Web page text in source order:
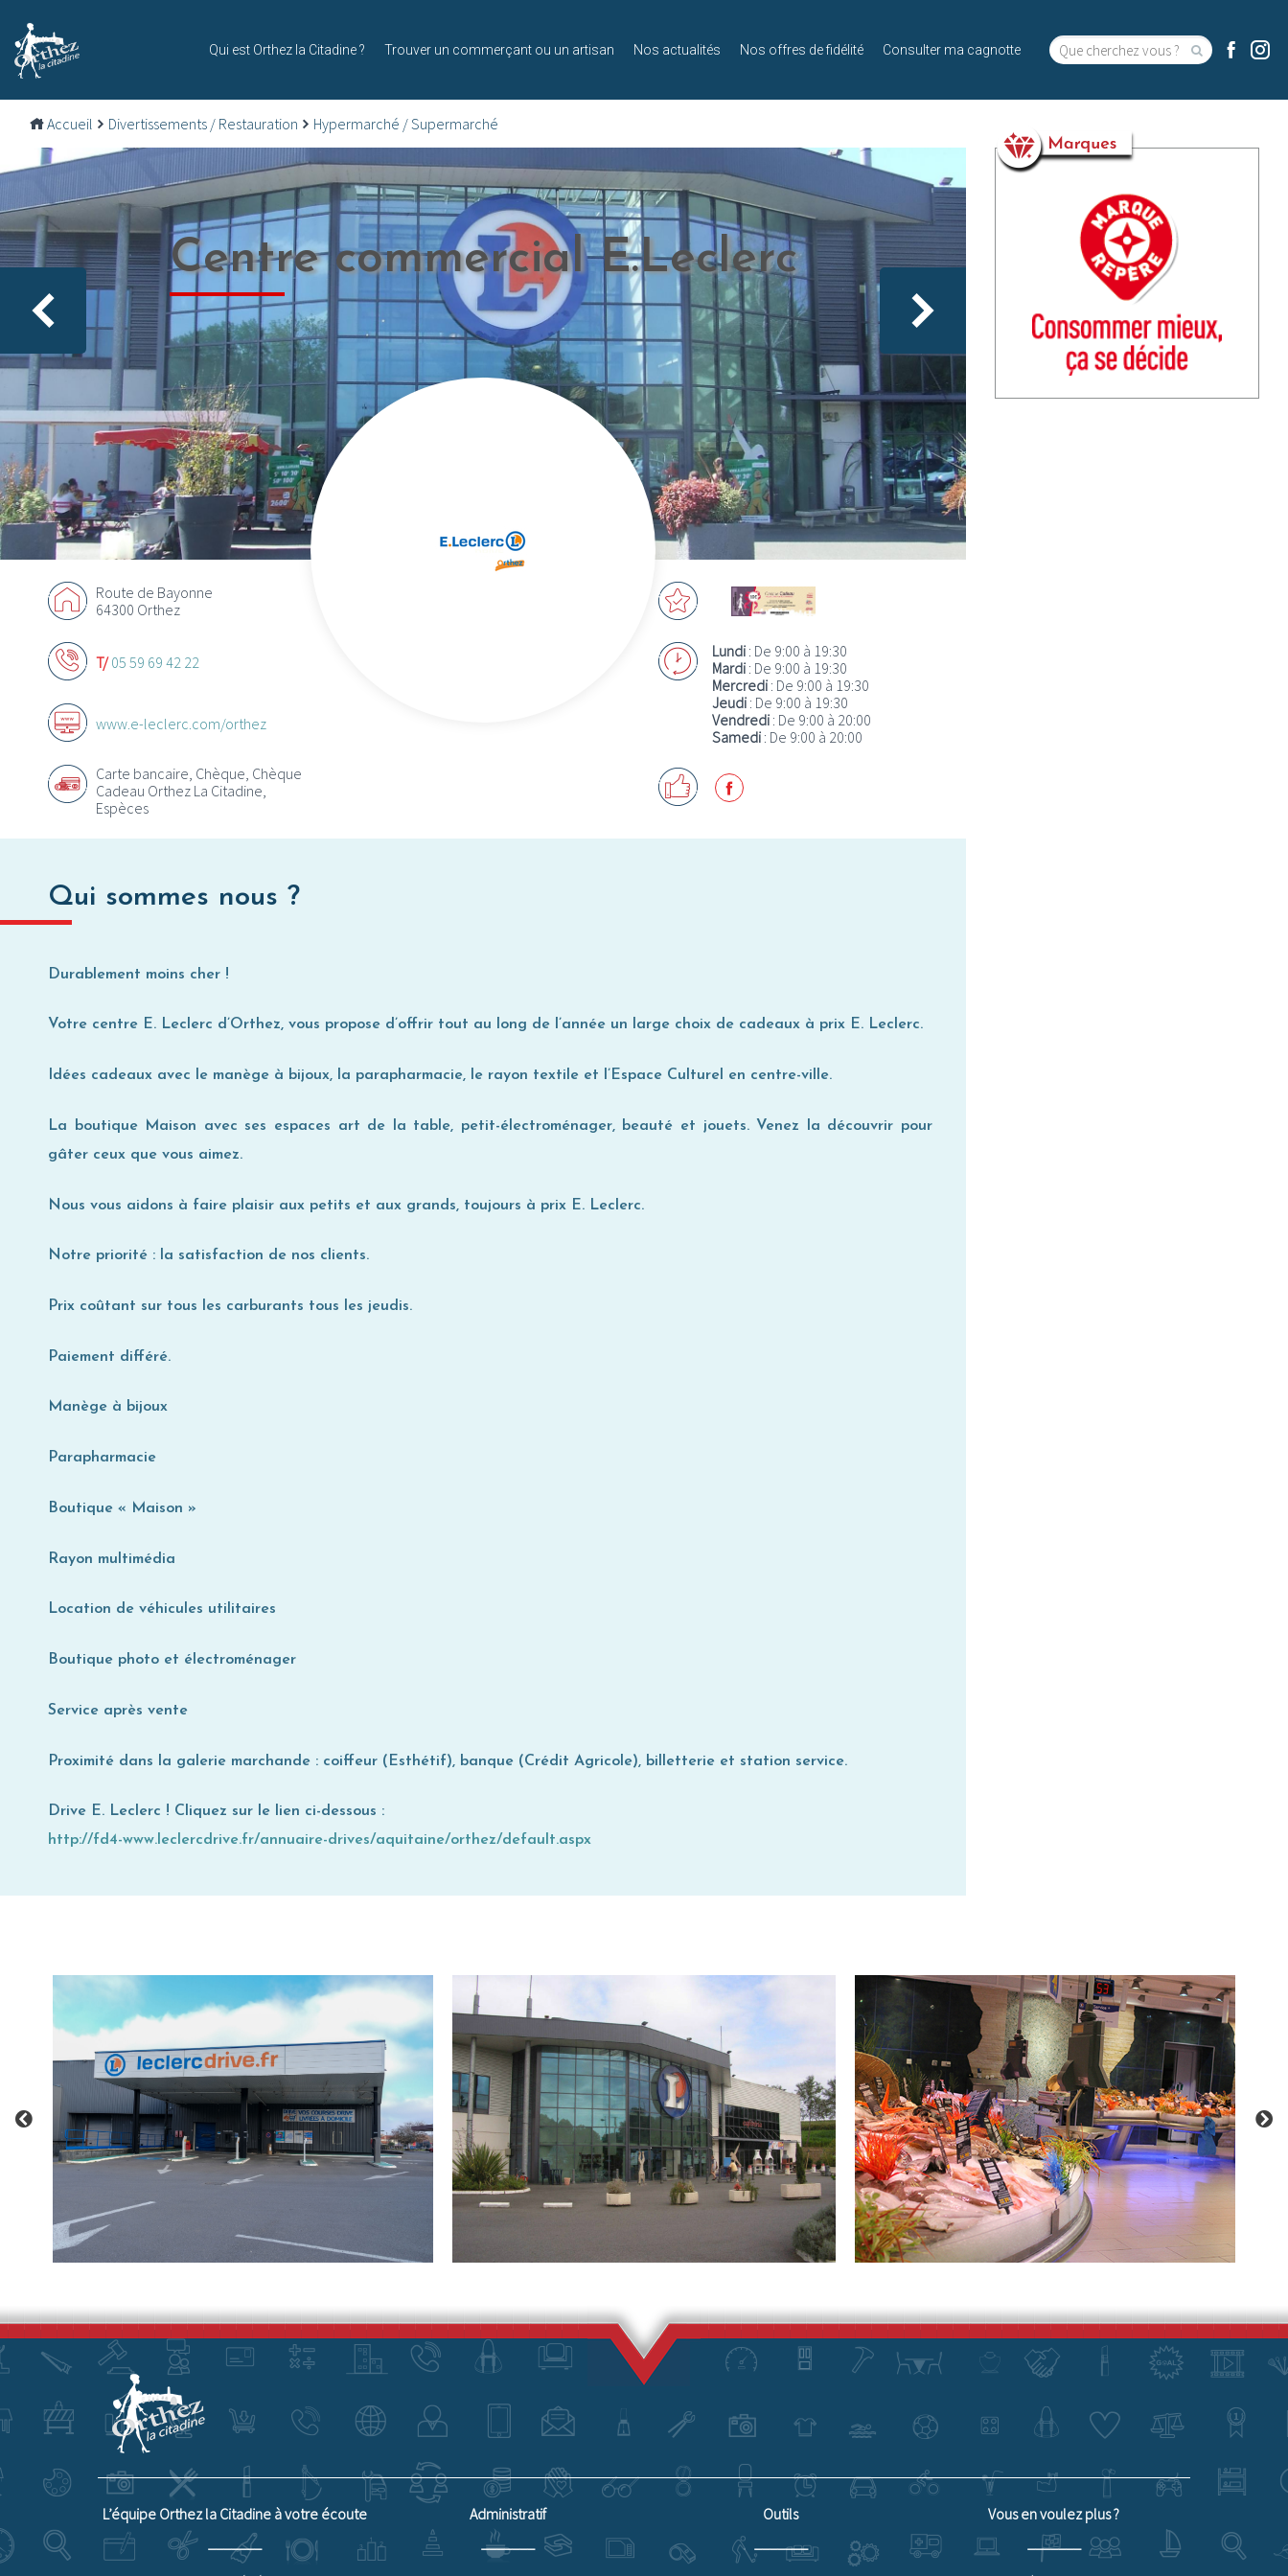
Qui est Orthez la Citadine ? Trouver un commerçant ou un artisan Nos actualités Nos offres de fidélité Consulter ma cagnotte
Accueil Divertissements / Restauration Hypermarché / Supermarché
Centre commercial E.Leclerc
Route de Bayonne
64300 Orthez
T/05 59 69 42 22
www.e-leclerc.com/orthez
Carte bancaire, Chèque, Chèque
Cadeau Orthez La Citadine,
Espèces
Lundi : De 9:00 à 19:30
Mardi : De 9:00 à 19:30
Mercredi : De 9:00 à 19:30
Jeudi : De 9:00 à 19:30
Vendredi : De 9:00 à 20:00
Samedi : De 9:00 à 20:00
Qui sommes nous ?
Durablement moins cher !
Votre centre E. Leclerc d’Orthez, vous propose d’offrir tout au long de l’année un large choix de cadeaux à prix E. Leclerc.
Idées cadeaux avec le manège à bijoux, la parapharmacie, le rayon textile et l’Espace Culturel en centre-ville.
La boutique Maison avec ses espaces art de la table, petit-électroménager, beauté et jouets. Venez la découvrir pour
gâter ceux que vous aimez.
Nous vous aidons à faire plaisir aux petits et aux grands, toujours à prix E. Leclerc.
Notre priorité : la satisfaction de nos clients.
Prix coûtant sur tous les carburants tous les jeudis.
Paiement différé.
Manège à bijoux
Parapharmacie
Boutique « Maison »
Rayon multimédia
Location de véhicules utilitaires
Boutique photo et électroménager
Service après vente
Proximité dans la galerie marchande : coiffeur (Esthétif), banque (Crédit Agricole), billetterie et station service.
Drive E. Leclerc ! Cliquez sur le lien ci-dessous :
http://fd4-www.leclercdrive.fr/annuaire-drives/aquitaine/orthez/default.aspx
L’équipe Orthez la Citadine à votre écoute Administratif Outils Vous en voulez plus ?